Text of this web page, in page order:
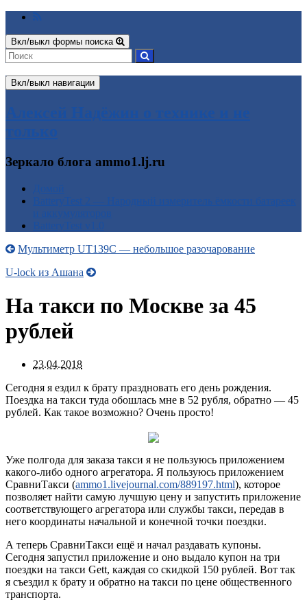
Вкл/выкл формы поиска
Вкл/выкл навигации
Алексей Надёжин о технике и не
только
Зеркало блога ammo1.lj.ru
Мультиметр UT139C — небольшое разочарование
U-lock из Ашана
На такси по Москве за 45
рублей
23.04.2018
Сегодня я ездил к брату праздновать его день рождения.
Поездка на такси туда обошлась мне в 52 рубля, обратно — 45
рублей. Как такое возможно? Очень просто!
Уже полгода для заказа такси я не пользуюсь приложением
какого-либо одного агрегатора. Я пользуюсь приложением
СравниТакси (ammo1.livejournal.com/889197.html), которое
позволяет найти самую лучшую цену и запустить приложение
соответствующего агрегатора или службы такси, передав в
него координаты начальной и конечной точки поездки.
А теперь СравниТакси ещё и начал раздавать купоны.
Сегодня запустил приложение и оно выдало купон на три
поездки на такси Gett, каждая со скидкой 150 рублей. Вот так
я съездил к брату и обратно на такси по цене общественного
транспорта.